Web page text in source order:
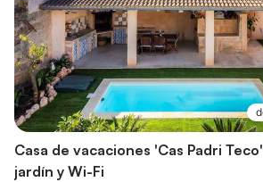
Casa de vacaciones 'Cas Padri
jardín y Wi-Fi